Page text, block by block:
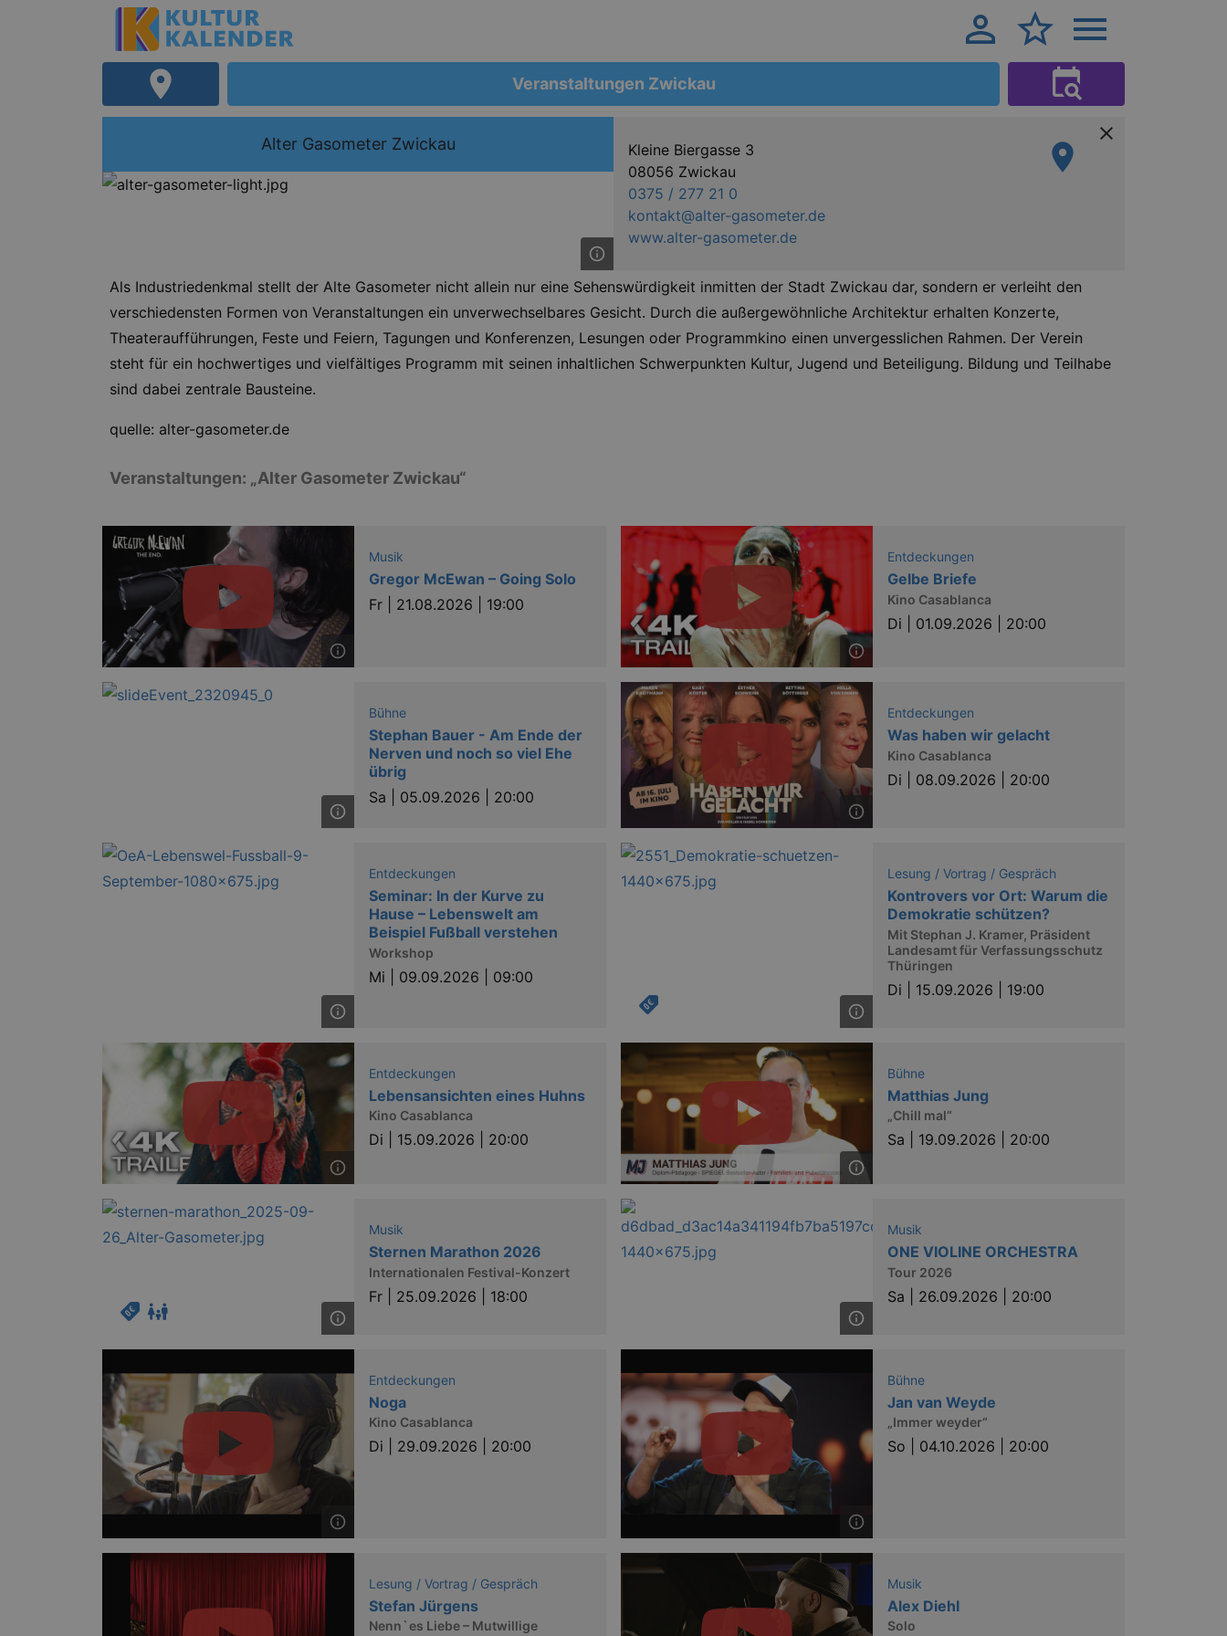
Veranstaltungen Zwickau
Alter Gasometer Zwickau
Kleine Biergasse 3
08056 Zwickau
0375 / 277 21 0
kontakt@alter-gasometer.de
www.alter-gasometer.de
Als Industriedenkmal stellt der Alte Gasometer nicht allein nur eine Sehenswürdigkeit inmitten der Stadt Zwickau dar, sondern er verleiht den
verschiedensten Formen von Veranstaltungen ein unverwechselbares Gesicht. Durch die außergewöhnliche Architektur erhalten Konzerte,
Theateraufführungen, Feste und Feiern, Tagungen und Konferenzen, Lesungen oder Programmkino einen unvergesslichen Rahmen. Der Verein
steht für ein hochwertiges und vielfältiges Programm mit seinen inhaltlichen Schwerpunkten Kultur, Jugend und Beteiligung. Bildung und Teilhabe
sind dabei zentrale Bausteine.
quelle: alter-gasometer.de
Veranstaltungen: „Alter Gasometer Zwickau“
Musik
Gregor McEwan – Going Solo
Fr | 21.08.2026 | 19:00
Entdeckungen
Gelbe Briefe
Kino Casablanca
Di | 01.09.2026 | 20:00
Bühne
Stephan Bauer - Am Ende der
Nerven und noch so viel Ehe
übrig
Sa | 05.09.2026 | 20:00
Entdeckungen
Was haben wir gelacht
Kino Casablanca
Di | 08.09.2026 | 20:00
Entdeckungen
Seminar: In der Kurve zu
Hause – Lebenswelt am
Beispiel Fußball verstehen
Workshop
Mi | 09.09.2026 | 09:00
Lesung / Vortrag / Gespräch
Kontrovers vor Ort: Warum die
Demokratie schützen?
Mit Stephan J. Kramer, Präsident
Landesamt für Verfassungsschutz
Thüringen
Di | 15.09.2026 | 19:00
Entdeckungen
Lebensansichten eines Huhns
Kino Casablanca
Di | 15.09.2026 | 20:00
Bühne
Matthias Jung
„Chill mal“
Sa | 19.09.2026 | 20:00
Musik
Sternen Marathon 2026
Internationalen Festival-Konzert
Fr | 25.09.2026 | 18:00
Musik
ONE VIOLINE ORCHESTRA
Tour 2026
Sa | 26.09.2026 | 20:00
Entdeckungen
Noga
Kino Casablanca
Di | 29.09.2026 | 20:00
Bühne
Jan van Weyde
„Immer weyder“
So | 04.10.2026 | 20:00
Lesung / Vortrag / Gespräch
Stefan Jürgens
Nennˋ es Liebe – Mutwillige
Musik
Alex Diehl
Solo